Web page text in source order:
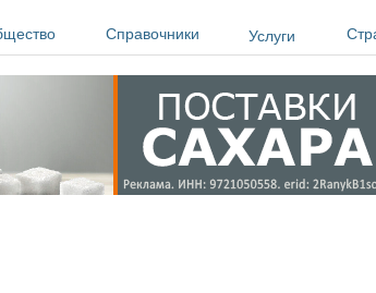
Справочники Услуги